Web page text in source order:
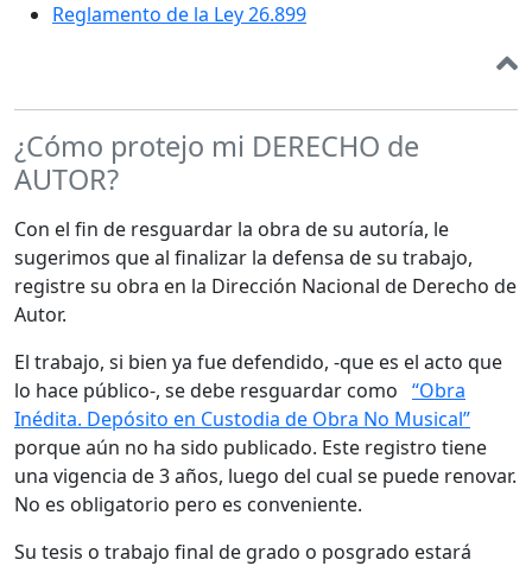
Reglamento de la Ley 26.899
¿Cómo protejo mi DERECHO de
AUTOR?
Con el fin de resguardar la obra de su autoría, le
sugerimos que al finalizar la defensa de su trabajo,
registre su obra en la Dirección Nacional de Derecho de
Autor.
El trabajo, si bien ya fue defendido, -que es el acto que
lo hace público-, se debe resguardar como “Obra
Inédita. Depósito en Custodia de Obra No Musical”
porque aún no ha sido publicado. Este registro tiene
una vigencia de 3 años, luego del cual se puede renovar.
No es obligatorio pero es conveniente.
Su tesis o trabajo final de grado o posgrado estará